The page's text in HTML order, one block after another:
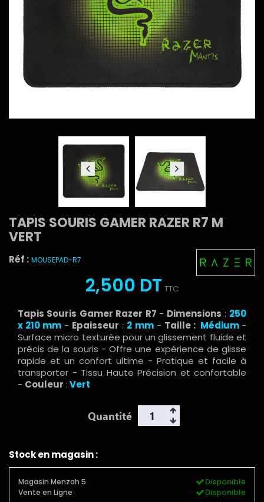
TAPIS SOURIS GAMER RAZER R7 M
VERT
Réf : MOUSEPAD-R7
2,500 DT TTC
Tapis Souris Gamer Razer R7 - Dimensions : 250
x 210 mm - Epaisseur : 2 mm- Taille : Médium -
Surface micro texturée pour un glissement fluide et
précis de la souris - Offre une expérience de glisse
rapide et un confort ultime - Pratique et facile à
transporter - Tissu Haute Précision et confortable
- Couleur :Vert
Quantité
Stock en magasin :
Magasin Menzah 5 Disponible
Vente en Ligne Disponible